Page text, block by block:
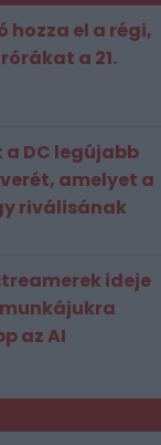
hozza el a régi,
a 21.
a DC legújabb
amelyet a
riválisának
ideje
az AI